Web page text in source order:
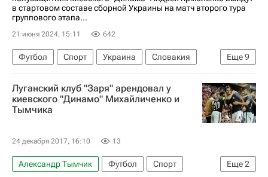
в стартовом составе сборной Украины на матч второго тура
группового этапа...
21 июня 2024, 15:11 642
Еще9
Футбол Спорт Украина
Словакия
Дюссельдорф
Андрей Ярмоленко
Анатолий Трубин
Александр Зинченко
Бенфика
Луганский клуб "Заря" арендовал у
киевского "Динамо" Михайличенко и
Тымчика
24 декабря 2017, 16:10 13
Еще2
Александр Тымчик Футбол
Спорт